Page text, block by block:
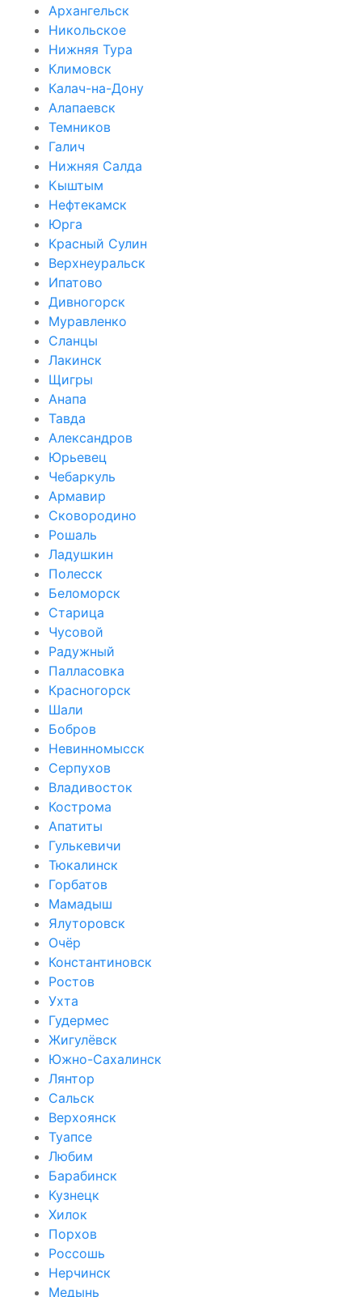
Архангельск
Никольское
Нижняя Тура
Климовск
Калач-на-Дону
Алапаевск
Темников
Галич
Нижняя Салда
Кыштым
Нефтекамск
Юрга
Красный Сулин
Верхнеуральск
Ипатово
Дивногорск
Муравленко
Сланцы
Лакинск
Щигры
Анапа
Тавда
Александров
Юрьевец
Чебаркуль
Армавир
Сковородино
Рошаль
Ладушкин
Полесск
Беломорск
Старица
Чусовой
Радужный
Палласовка
Красногорск
Шали
Бобров
Невинномысск
Серпухов
Владивосток
Кострома
Апатиты
Гулькевичи
Тюкалинск
Горбатов
Мамадыш
Ялуторовск
Очёр
Константиновск
Ростов
Ухта
Гудермес
Жигулёвск
Южно-Сахалинск
Лянтор
Сальск
Верхоянск
Туапсе
Любим
Барабинск
Кузнецк
Хилок
Порхов
Россошь
Нерчинск
Медынь